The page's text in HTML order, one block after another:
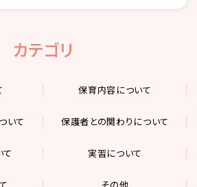
カテゴリ
保育内容について
いて 保護者との関わりについて
実習について